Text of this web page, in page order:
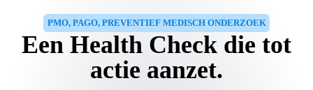
PMO, PAGO, PREVENTIEF MEDISCH ONDERZOEK
Een Health Check die tot
actie aanzet.